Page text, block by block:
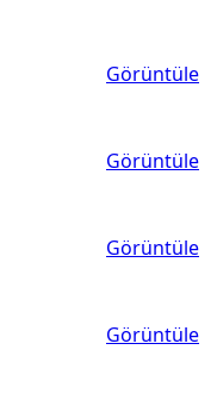
Görüntüle
Görüntüle
Görüntüle
Görüntüle